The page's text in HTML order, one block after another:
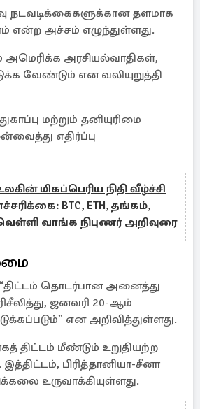
நடவடிக்கைகளுக்கான தளமாக
என்ற அச்சம் எழுந்துள்ளது.
அமெரிக்க அரசியல்வாதிகள்,
வேண்டும் என வலியுறுத்தி
மற்றும் தனியுரிமை
எதிர்ப்பு
மிகப்பெரிய நிதி வீழ்ச்சி
BTC, ETH, தங்கம்,
வாங்க நிபுணர் அறிவுரை
“திட்டம் தொடர்பான அனைத்து
ஜனவரி 20-ஆம்
என அறிவித்துள்ளது.
திட்டம் மீண்டும் உறுதியற்ற
பிரித்தானியா-சீனா
உருவாக்கியுள்ளது.